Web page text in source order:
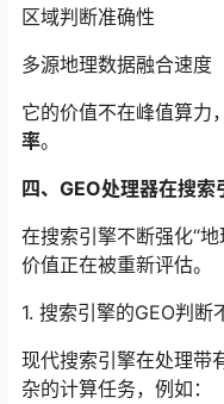
区域判断准确性
多源地理数据融合速度
它的价值不在峰值算力
率。
四、GEO处理器在搜索
在搜索引擎不断强化“
价值正在被重新评估。
1. 搜索引擎的GEO判断
现代搜索引擎在处理带
杂的计算任务，例如：